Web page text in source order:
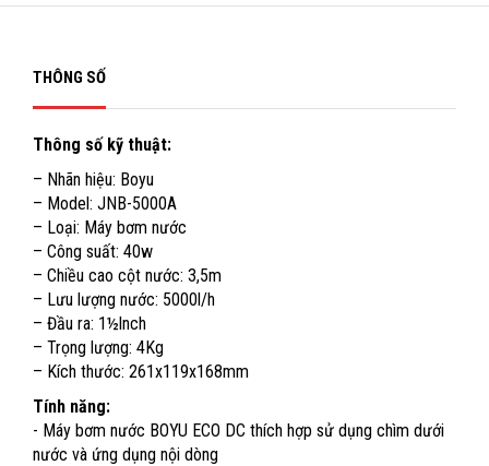
THÔNG SỐ
Thông số kỹ thuật:
– Nhãn hiệu: Boyu
– Model: JNB-5000A
– Loại: Máy bơm nước
– Công suất: 40w
– Chiều cao cột nước: 3,5m
– Lưu lượng nước: 5000l/h
– Đầu ra: 1½lnch
– Trọng lượng: 4Kg
– Kích thước: 261x119x168mm
Tính năng:
- Máy bơm nước BOYU ECO DC thích hợp sử dụng chìm dưới
nước và ứng dụng nội dòng